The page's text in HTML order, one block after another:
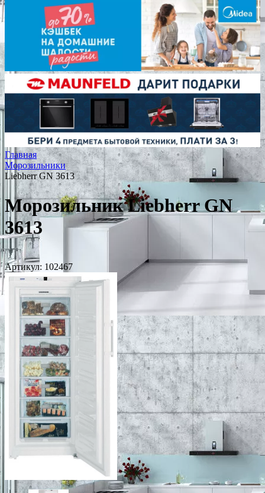
Главная
Морозильники
Liebherr GN 3613
Морозильник Liebherr GN
3613
Артикул: 102467